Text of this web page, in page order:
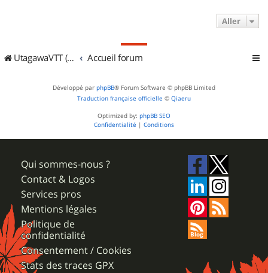
Aller
UtagawaVTT (Randos VTT et VTTAE avec traces GPS) Accueil forum
Développé par phpBB® Forum Software © phpBB Limited
Traduction française officielle © Qiaeru
Optimized by: phpBB SEO
Confidentialité | Conditions
Qui sommes-nous ?
Contact & Logos
Services pros
Mentions légales
Politique de
confidentialité
Consentement / Cookies
Stats des traces GPX